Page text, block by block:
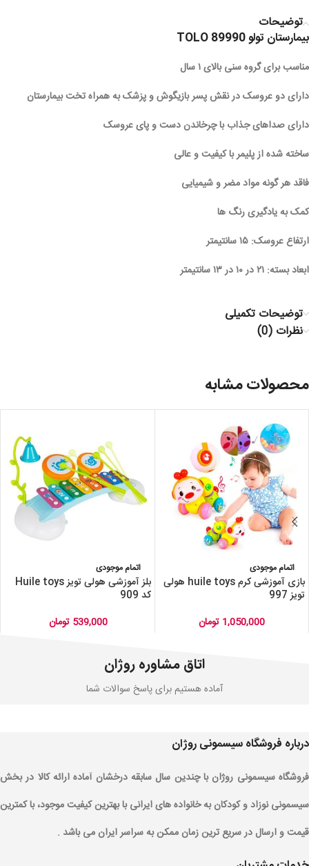
توضیحات
بیمارستان تولو TOLO 89990
مناسب برای گروه سنی بالای ۱ سال
دارای دو عروسک در نقش پسر بازیگوش و پزشک به همراه تخت بیمارستان
دارای صداهای جذاب با چرخاندن دست و پای عروسک
ساخته شده از پلیمر با کیفیت و عالی
فاقد هر گونه مواد مضر و شیمیایی
کمک به یادگیری رنگ ها
ارتفاع عروسک: ۱۵ سانتیمتر
ابعاد بسته: ۲۱ در ۱۰ در ۱۳ سانتیمتر
توضیحات تکمیلی
نظرات (0)
محصولات مشابه
اتمام موجودی
بازی آموزشی کرم huile toys هولی
تویز 997
1,050,000 تومان
اتمام موجودی
بلز آموزشی هولی تویز Huile toys
کد 909
539,000 تومان
اتاق مشاوره روژان
آماده هستیم برای پاسخ سوالات شما
درباره فروشگاه سیسمونی روژان
فروشگاه سیسمونی روژان با چندین سال سابقه درخشان آماده ارائه کالا در بخش
سیسمونی نوزاد و کودکان به خانواده های ایرانی با بهترین کیفیت موجود، با کمترین
قیمت و ارسال در سریع ترین زمان ممکن به سراسر ایران می باشد .